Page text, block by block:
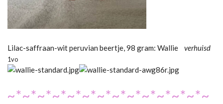
Lilac-saffraan-wit peruvian beertje, 98 gram: Wallie verhuisd
1vo
~*~*~*~*~*~*~*~*~*~*~*~*~*~